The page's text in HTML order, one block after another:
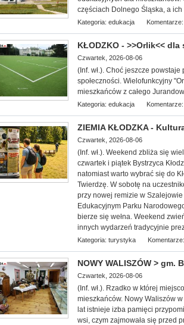
częściach Dolnego Śląska, a
Kategoria: edukacja
KŁODZKO - >>Orlik<<
Czwartek, 2026-08-06
(Inf. wł.). Choć jeszcze
społeczności. Wielofunkcyjny
mieszkańców z całego
Kategoria: edukacja
ZIEMIA KŁODZKA -
Czwartek, 2026-08-06
(Inf. wł.). Weekend zbliża się
czwartek i piątek Bystrzyca
natomiast warto wybrać się do
Twierdzę. W sobotę na
przy nowej remizie w
Edukacyjnym Parku
bierze się wełna. Weekend
innych wydarzeń tradycyjnie
Kategoria: turystyka
NOWY WALISZÓW > gm.
Czwartek, 2026-08-06
(Inf. wł.). Rzadko w której
mieszkańców. Nowy Waliszów
lat istnieje izba pamięci
wsi, czym zajmowała się przed